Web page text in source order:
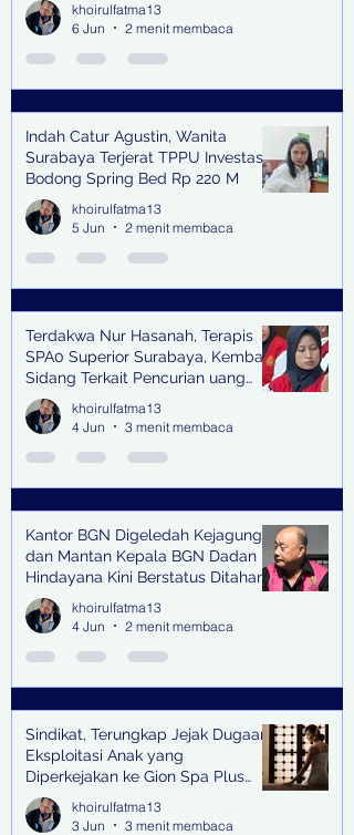
khoirulfatma13
6 Jun
2 menit membaca
Indah Catur Agustin, Wanita
Surabaya Terjerat TPPU Investasi
Bodong Spring Bed Rp 220 M
khoirulfatma13
5 Jun
2 menit membaca
Terdakwa Nur Hasanah, Terapis
SPA0 Superior Surabaya, Kembali
Sidang Terkait Pencurian uang
senilai Rp1,285 M di PN Surabaya
khoirulfatma13
4 Jun
3 menit membaca
Kantor BGN Digeledah Kejagung
dan Mantan Kepala BGN Dadan
Hindayana Kini Berstatus Ditahan
khoirulfatma13
4 Jun
2 menit membaca
Sindikat, Terungkap Jejak Dugaan
Eksploitasi Anak yang
Diperkejakan ke Gion Spa Plus
and Pub Surabaya,
khoirulfatma13
3 Jun
3 menit membaca